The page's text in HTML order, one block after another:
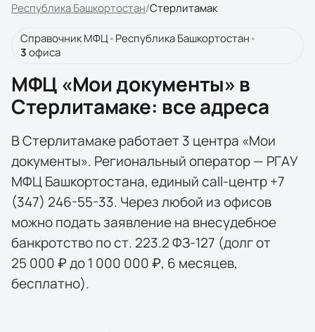
Республика Башкортостан/Стерлитамак
Справочник МФЦ•Республика Башкортостан•
3офиса
МФЦ «Мои документы» в
Стерлитамаке: все адреса
В Стерлитамаке работает 3 центра «Мои
документы». Региональный оператор — РГАУ
МФЦ Башкортостана, единый call-центр +7
(347) 246-55-33. Через любой из офисов
можно подать заявление на внесудебное
банкротство по ст. 223.2 ФЗ-127 (долг от
25 000 ₽ до 1 000 000 ₽, 6 месяцев,
бесплатно).